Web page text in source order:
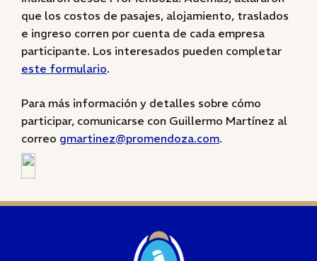
que los costos de pasajes, alojamiento, traslados
e ingreso corren por cuenta de cada empresa
participante. Los interesados pueden completar
este formulario.
Para más información y detalles sobre cómo
participar, comunicarse con Guillermo Martínez al
correo gmartinez@promendoza.com.